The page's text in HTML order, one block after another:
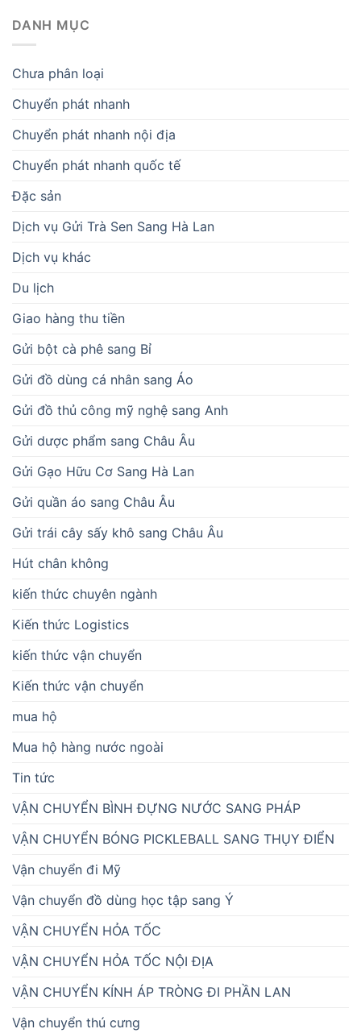
DANH MỤC
Chưa phân loại
Chuyển phát nhanh
Chuyển phát nhanh nội địa
Chuyển phát nhanh quốc tế
Đặc sản
Dịch vụ Gửi Trà Sen Sang Hà Lan
Dịch vụ khác
Du lịch
Giao hàng thu tiền
Gửi bột cà phê sang Bỉ
Gửi đồ dùng cá nhân sang Áo
Gửi đồ thủ công mỹ nghệ sang Anh
Gửi dược phẩm sang Châu Âu
Gửi Gạo Hữu Cơ Sang Hà Lan
Gửi quần áo sang Châu Âu
Gửi trái cây sấy khô sang Châu Âu
Hút chân không
kiến thức chuyên ngành
Kiến thức Logistics
kiến thức vận chuyển
Kiến thức vận chuyển
mua hộ
Mua hộ hàng nước ngoài
Tin tức
VẬN CHUYỂN BÌNH ĐỰNG NƯỚC SANG PHÁP
VẬN CHUYỂN BÓNG PICKLEBALL SANG THỤY ĐIỂN
Vận chuyển đi Mỹ
Vận chuyển đồ dùng học tập sang Ý
VẬN CHUYỂN HỎA TỐC
VẬN CHUYỂN HỎA TỐC NỘI ĐỊA
VẬN CHUYỂN KÍNH ÁP TRÒNG ĐI PHẦN LAN
Vận chuyển thú cưng